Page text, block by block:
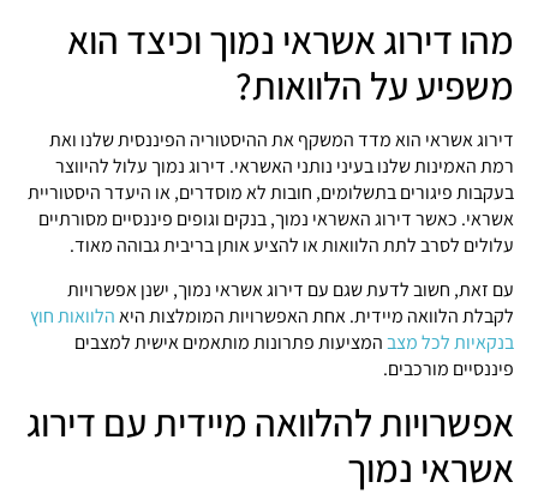
מהו דירוג אשראי נמוך וכיצד הוא
משפיע על הלוואות?
דירוג אשראי הוא מדד המשקף את ההיסטוריה הפיננסית שלנו ואת
רמת האמינות שלנו בעיני נותני האשראי. דירוג נמוך עלול להיווצר
בעקבות פיגורים בתשלומים, חובות לא מוסדרים, או היעדר היסטוריית
אשראי. כאשר דירוג האשראי נמוך, בנקים וגופים פיננסיים מסורתיים
עלולים לסרב לתת הלוואות או להציע אותן בריבית גבוהה מאוד.
עם זאת, חשוב לדעת שגם עם דירוג אשראי נמוך, ישנן אפשרויות
לקבלת הלוואה מיידית. אחת האפשרויות המומלצות היאהלוואות חוץ
בנקאיות לכל מצבהמציעות פתרונות מותאמים אישית למצבים
פיננסיים מורכבים.
אפשרויות להלוואה מיידית עם דירוג
אשראי נמוך